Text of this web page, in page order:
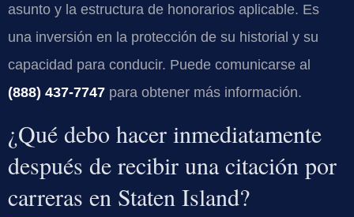
asunto y la estructura de honorarios aplicable. Es
una inversión en la protección de su historial y su
capacidad para conducir. Puede comunicarse al
(888) 437-7747 para obtener más información.
¿Qué debo hacer inmediatamente
después de recibir una citación por
carreras en Staten Island?